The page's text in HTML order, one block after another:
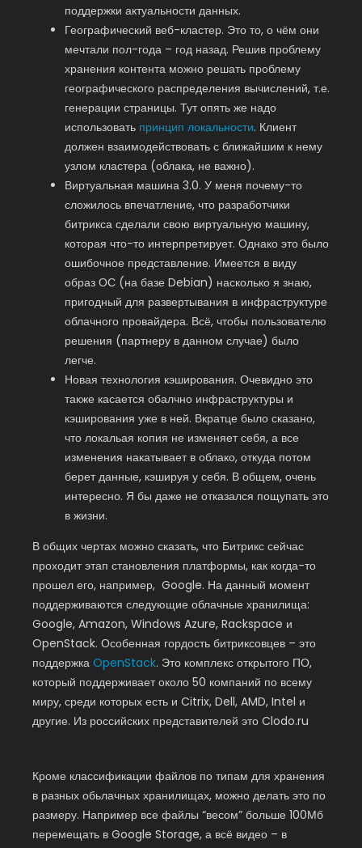
поддержки актуальности данных.
Географический веб-кластер. Это то, о чём они
мечтали пол-года – год назад. Решив проблему
хранения контента можно решать проблему
географического распределения вычислений, т.е.
генерации страницы. Тут опять же надо
использовать принцип локальности. Клиент
должен взаимодействовать с ближайшим к нему
узлом кластера (облака, не важно).
Виртуальная машина 3.0. У меня почему-то
сложилось впечатление, что разработчики
битрикса сделали свою виртуальную машину,
которая что-то интерпретирует. Однако это было
ошибочное представление. Имеется в виду
образ ОС (на базе Debian) насколько я знаю,
пригодный для развертывания в инфраструктуре
облачного провайдера. Всё, чтобы пользователю
решения (партнеру в данном случае) было
легче.
Новая технология кэширования. Очевидно это
также касается обалчно инфраструктуры и
кэширования уже в ней. Вкратце было сказано,
что локальая копия не изменяет себя, а все
изменения накатывает в облако, откуда потом
берет данные, кэшируя у себя. В общем, очень
интересно. Я бы даже не отказался пощупать это
в жизни.
В общих чертах можно сказать, что Битрикс сейчас
проходит этап становления платформы, как когда-то
прошел его, например, Google. На данный момент
поддерживаются следующие облачные хранилища:
Google, Amazon, Windows Azure, Rackspace и
OpenStack. Особенная гордость битриксовцев – это
поддержка OpenStack. Это комплекс открытого ПО,
который поддерживает около 50 компаний по всему
миру, среди которых есть и Citrix, Dell, AMD, Intel и
другие. Из российских представителей это Clodo.ru
Кроме классификации файлов по типам для хранения
в разных обьлачных хранилищах, можно делать это по
размеру. Например все файлы “весом” больше 100Мб
перемещать в Google Storage, а всё видео – в